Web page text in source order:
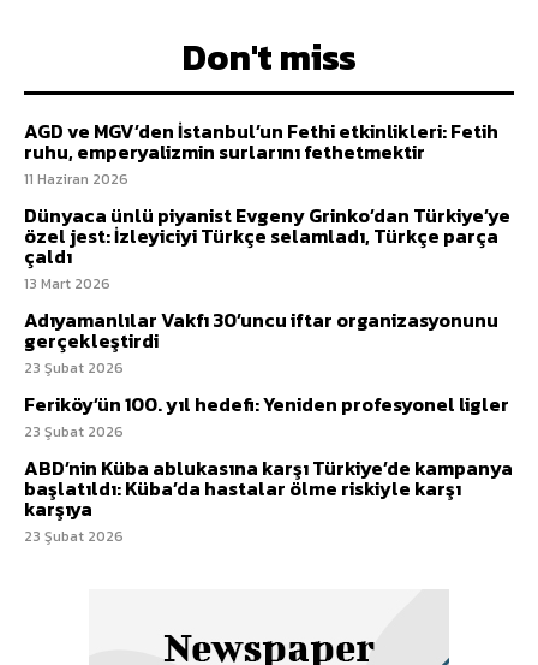
Don't miss
AGD ve MGV’den İstanbul’un Fethi etkinlikleri: Fetih
ruhu, emperyalizmin surlarını fethetmektir
11 Haziran 2026
Dünyaca ünlü piyanist Evgeny Grinko’dan Türkiye’ye
özel jest: İzleyiciyi Türkçe selamladı, Türkçe parça
çaldı
13 Mart 2026
Adıyamanlılar Vakfı 30’uncu iftar organizasyonunu
gerçekleştirdi
23 Şubat 2026
Feriköy’ün 100. yıl hedefi: Yeniden profesyonel ligler
23 Şubat 2026
ABD’nin Küba ablukasına karşı Türkiye’de kampanya
başlatıldı: Küba’da hastalar ölme riskiyle karşı
karşıya
23 Şubat 2026